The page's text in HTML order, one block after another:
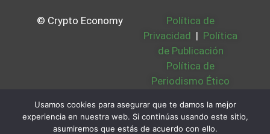
© Crypto Economy
Política de
Privacidad | Política
de Publicación
Política de
Periodismo Ético
Bases Legales |
Partners | Sobre
Usamos cookies para asegurar que te damos la mejor
experiencia en nuestra web. Si continúas usando este sitio,
asumiremos que estás de acuerdo con ello.